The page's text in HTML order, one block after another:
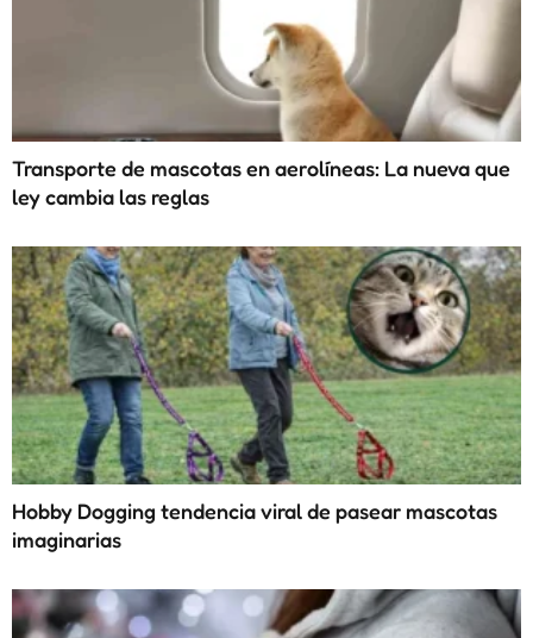
Transporte de mascotas en aerolíneas: La nueva que
ley cambia las reglas
Hobby Dogging tendencia viral de pasear mascotas
imaginarias